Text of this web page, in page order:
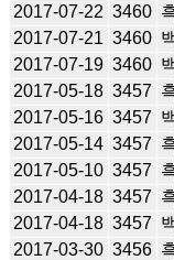
2017-07-22 3460
2017-07-21 3460
2017-07-19 3460
2017-05-18 3457
2017-05-16 3457
2017-05-14 3457
2017-05-10 3457
2017-04-18 3457
2017-04-18 3457
2017-03-30 3456